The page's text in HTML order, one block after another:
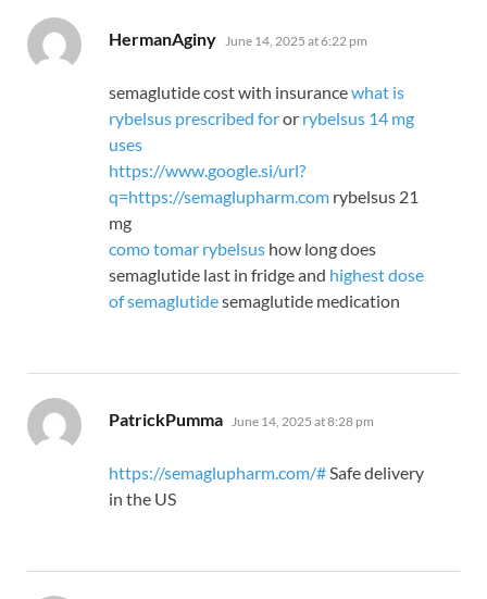
HermanAginy says:
June 14, 2025 at 6:22 pm
semaglutide cost with insurancewhat is
rybelsus prescribed foror rybelsus 14 mg
uses
https://www.google.si/url?
q=https://semaglupharm.com rybelsus 21
mg
como tomar rybelsus how long does
semaglutide last in fridge and highest dose
of semaglutidesemaglutide medication
PatrickPumma says:
June 14, 2025 at 8:28 pm
https://semaglupharm.com/#Safe delivery
in the US